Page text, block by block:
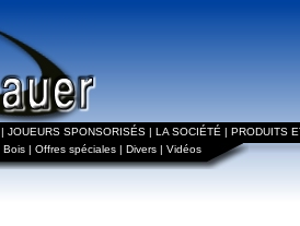
| JOUEURS SPONSORISÉS | LA SOCIÉTÉ | PRODUITS
Bois | Offres spéciales | Divers | Vidéos